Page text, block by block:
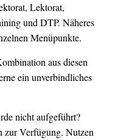
Lektorat,
und DTP. Näheres
Menüpunkte.
aus diesen
ein unverbindliches
nicht aufgeführt?
zur Verfügung. Nutzen